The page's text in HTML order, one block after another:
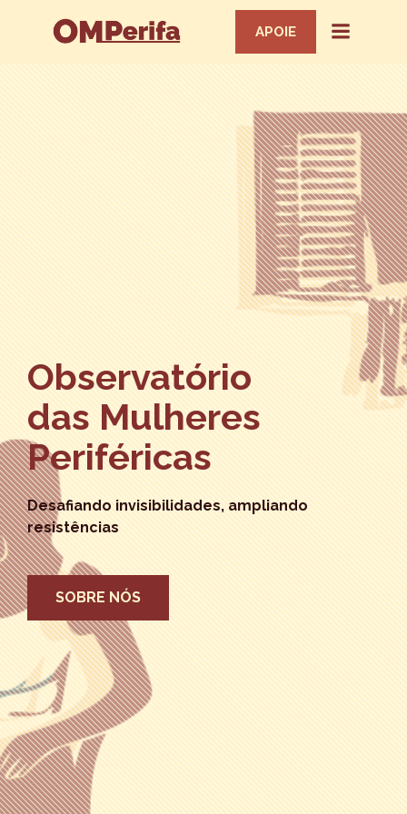
APOIE
Observatório
das Mulheres
Periféricas
Desafiando invisibilidades, ampliando
resistências
SOBRE NÓS